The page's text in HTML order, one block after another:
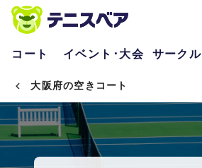
コート イベント･大会 サークル
大阪府の空きコート